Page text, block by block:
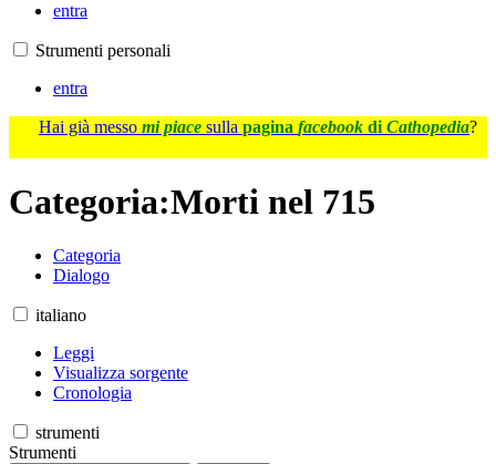
entra
Strumenti personali
entra
Hai già messo mi piace sulla pagina facebook di Cathopedia?
Categoria:Morti nel 715
Categoria
Dialogo
italiano
Leggi
Visualizza sorgente
Cronologia
strumenti
Strumenti